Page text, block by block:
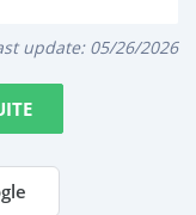
update: 05/26/2026